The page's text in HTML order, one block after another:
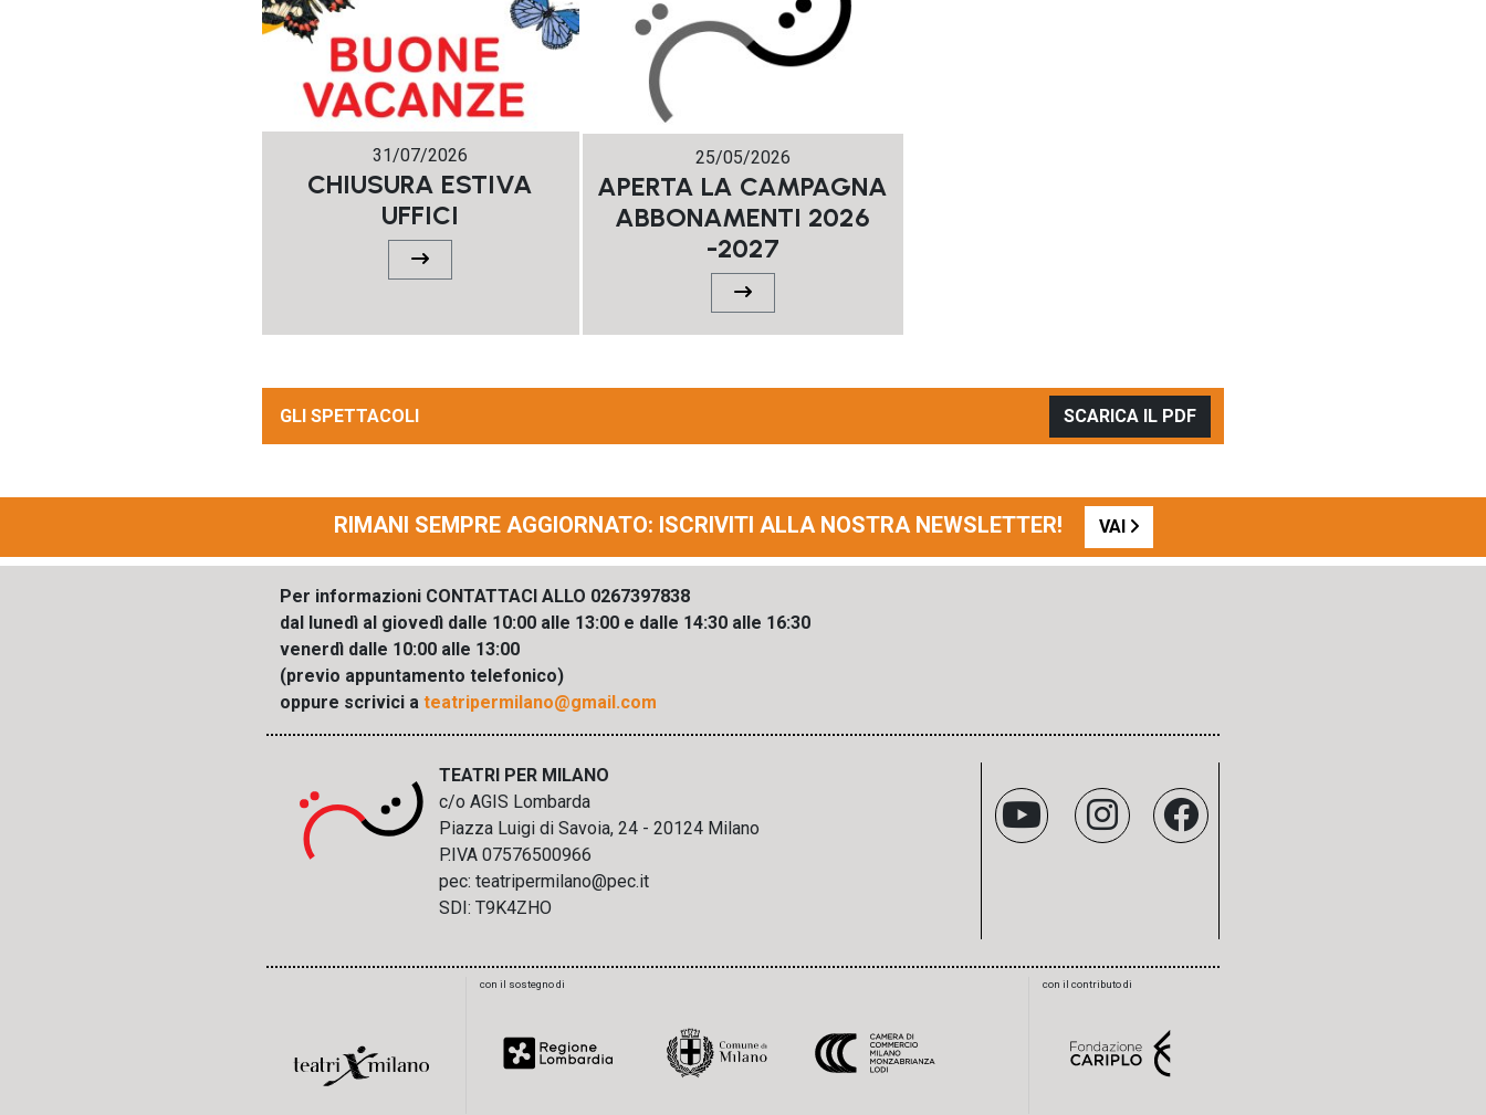
31/07/2026
CHIUSURA ESTIVA
UFFICI
25/05/2026
APERTA LA CAMPAGNA
ABBONAMENTI 2026
-2027
GLI SPETTACOLI SCARICA IL PDF
RIMANI SEMPRE AGGIORNATO: ISCRIVITI ALLA NOSTRA NEWSLETTER! VAI
Per informazioni CONTATTACI ALLO 0267397838
dal lunedì al giovedì dalle 10:00 alle 13:00 e dalle 14:30 alle 16:30
venerdì dalle 10:00 alle 13:00
(previo appuntamento telefonico)
oppure scrivici a teatripermilano@gmail.com
TEATRI PER MILANO
c/o AGIS Lombarda
Piazza Luigi di Savoia, 24 - 20124 Milano
P.IVA 07576500966
pec: teatripermilano@pec.it
SDI: T9K4ZHO
con il sostegno di con il contributo di